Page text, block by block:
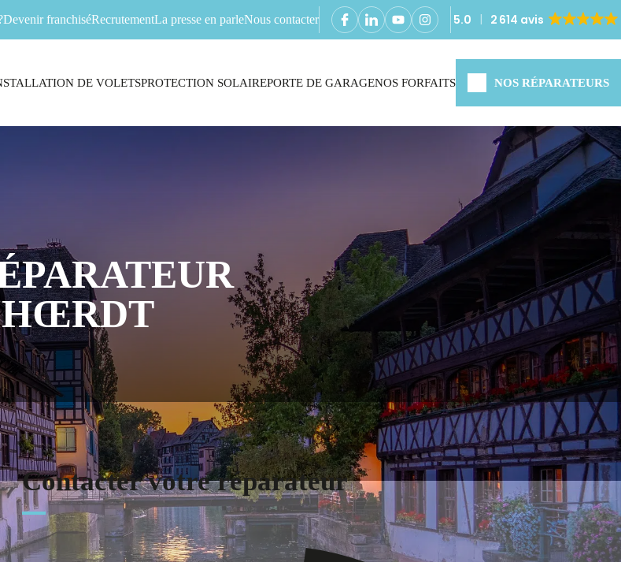
Devenir franchiséRecrutementLa presse en parleNous contacter 5.0 2 614 avis
DE VOLETSPROTECTION SOLAIREPORTE DE GARAGENOS FORFAITS NOS RÉPARATEURS
HŒRDT
Contacter votre réparateur